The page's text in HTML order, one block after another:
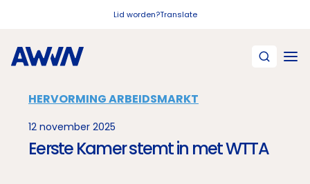
Lid worden?Translate
HERVORMING ARBEIDSMARKT
12 november 2025
Eerste Kamer stemt in met WTTA